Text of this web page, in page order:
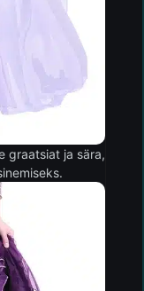
graatsiat ja sära,